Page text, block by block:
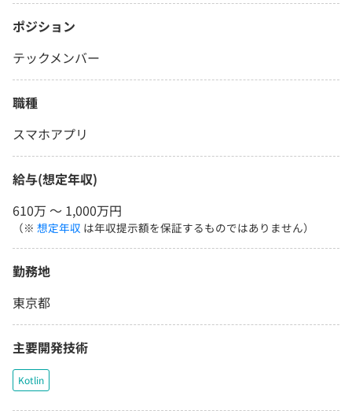
ポジション
テックメンバー
職種
スマホアプリ
給与(想定年収)
610万 〜 1,000万円
（※ 想定年収 は年収提示額を保証するものではありません）
勤務地
東京都
主要開発技術
Kotlin